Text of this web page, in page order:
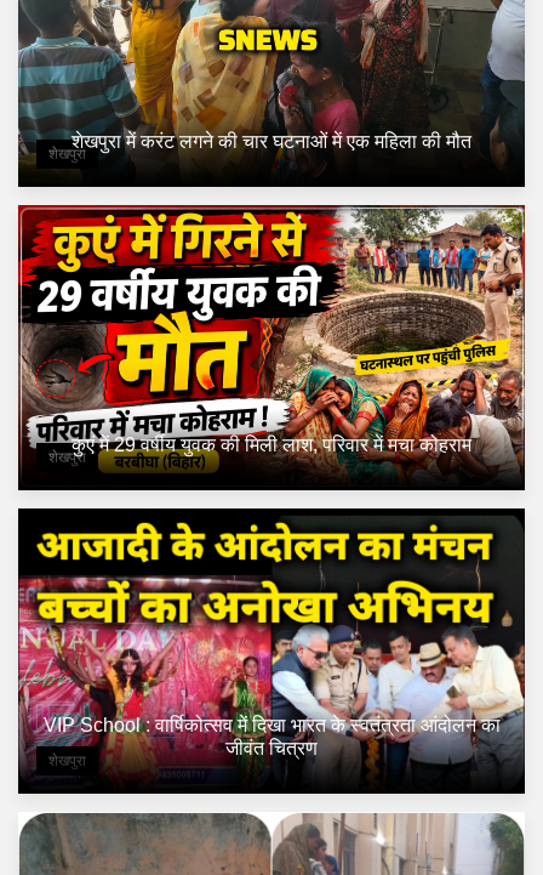
शेखपुरा
शेखपुरा में करंट लगने की चार घटनाओं में एक महिला की मौत
शेखपुरा
कुएं में 29 वर्षीय युवक की मिली लाश, परिवार में मचा कोहराम
शेखपुरा
VIP School : वार्षिकोत्सव में दिखा भारत के स्वतंत्रता आंदोलन का
जीवंत चित्रण